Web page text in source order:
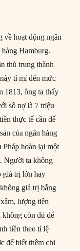
về hoạt động ngân
Hamburg.
thủ trung thành
tỉ mỉ đến mức
1813, ông ta thấy
số nợ là 7 triệu
thực tế cần để
của ngân hàng
hoàn lại một
Người ta không
giá trị lớn hay
giá trị bằng
lượng tiền
không còn đủ để
tiền theo tỉ lệ
để biết thêm chi